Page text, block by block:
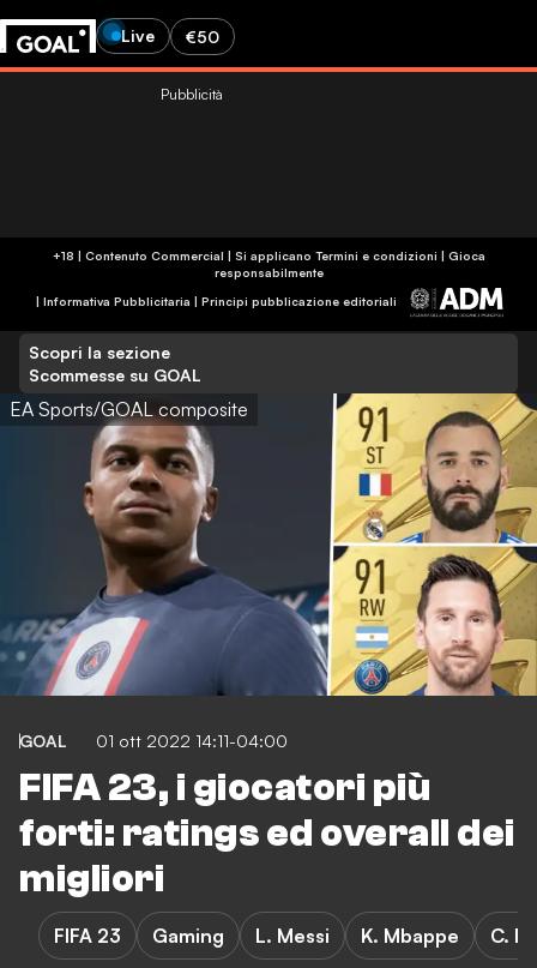
Live €50
Pubblicità
+18 | Contenuto Commercial | Si applicano Termini e condizioni | Gioca
responsabilmente
| Informativa Pubblicitaria | Principi pubblicazione editoriali
Scopri la sezione
Scommesse su GOAL
EA Sports/GOAL composite
GOAL 01 ott 2022 14:11-04:00
FIFA 23, i giocatori più
forti: ratings ed overall dei
migliori
FIFA 23 Gaming L. Messi K. Mbappe C.